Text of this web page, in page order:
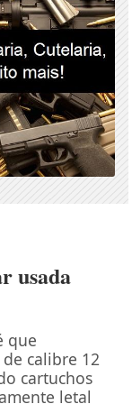
usada
que
calibre 12
cartuchos
letal